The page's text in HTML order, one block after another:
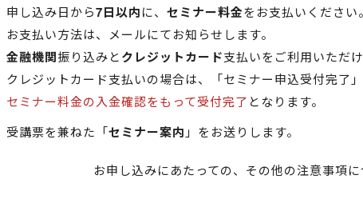
申し込み日から7日以内に、 セミナー料金をお支払いください。
お支払い方法は、メールにてお知らせします。
金融機関振り込みとクレジットカード支払いをご利用いただけ
クレジットカード支払いの場合は、「セミナー申込受付完了
セミナー料金の入金確認をもって受付完了 となります。
受講票を兼ねた「セミナー案内 」をお送りします。
お申し込みにあたっての、その他の注意事項